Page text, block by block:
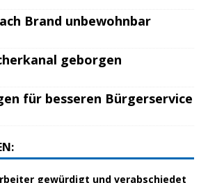
Brand unbewohnbar
geborgen
für besseren Bürgerservice
gewürdigt und verabschiedet